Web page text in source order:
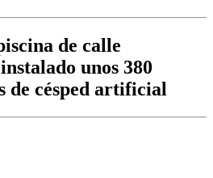
de calle
unos 380
de césped artificial